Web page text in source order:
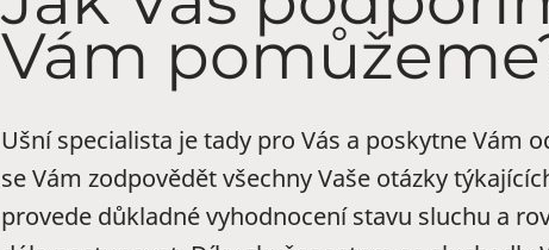
Vám
Ušní specialista je tady pro Vás a poskytne Vám
se Vám zodpovědět všechny Vaše otázky
provede důkladné vyhodnocení stavu sluchu a